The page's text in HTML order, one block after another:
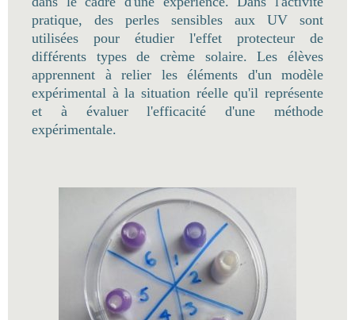
pratique, des perles sensibles aux UV sont
utilisées pour étudier l'effet protecteur de
différents types de crème solaire. Les élèves
apprennent à relier les éléments d'un modèle
expérimental à la situation réelle qu'il représente
et à évaluer l'efficacité d'une méthode
expérimentale.